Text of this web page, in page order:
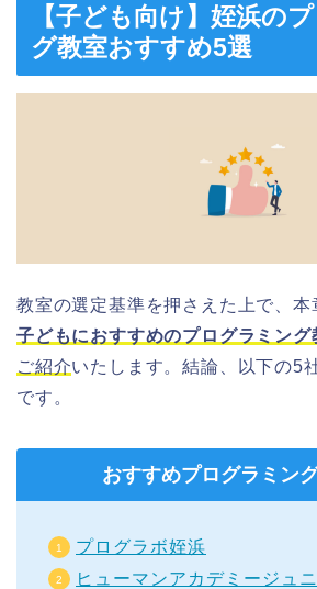
【子ども向け】姪浜の
グ教室おすすめ5選
教室の選定基準を押さえた上で、本
子どもにおすすめのプログラミング
ご紹介いたします。結論、以下の5
です。
おすすめプログラミン
プログラボ姪浜
ヒューマンアカデミージュ